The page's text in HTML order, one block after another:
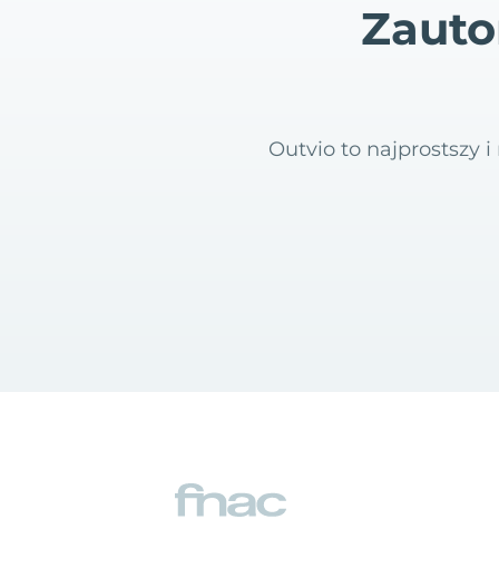
Outvio to najprostszy i